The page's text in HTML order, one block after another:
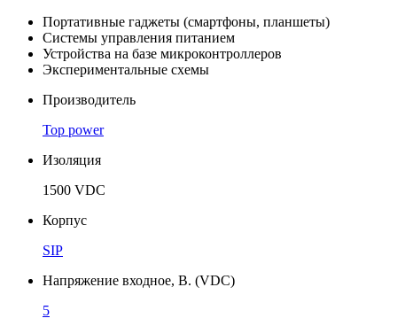
Портативные гаджеты (смартфоны, планшеты)
Системы управления питанием
Устройства на базе микроконтроллеров
Экспериментальные схемы
Производитель
Top power
Изоляция
1500 VDC
Корпус
SIP
Напряжение входное, В. (VDC)
5